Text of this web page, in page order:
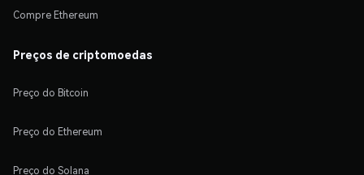
Compre Ethereum
Preços de criptomoedas
Preço do Bitcoin
Preço do Ethereum
Preço do Solana